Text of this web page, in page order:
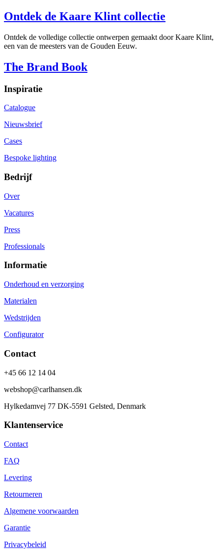
Ontdek de Kaare Klint collectie
Ontdek de volledige collectie ontwerpen gemaakt door Kaare Klint,
een van de meesters van de Gouden Eeuw.
The Brand Book
Inspiratie
Catalogue
Nieuwsbrief
Cases
Bespoke lighting
Bedrijf
Over
Vacatures
Press
Professionals
Informatie
Onderhoud en verzorging
Materialen
Wedstrijden
Configurator
Contact
+45 66 12 14 04
webshop@carlhansen.dk
Hylkedamvej 77 DK-5591 Gelsted, Denmark
Klantenservice
Contact
FAQ
Levering
Retourneren
Algemene voorwaarden
Garantie
Privacybeleid